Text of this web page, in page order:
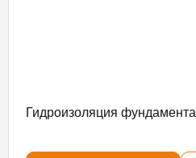
Гидроизоляция фундамента